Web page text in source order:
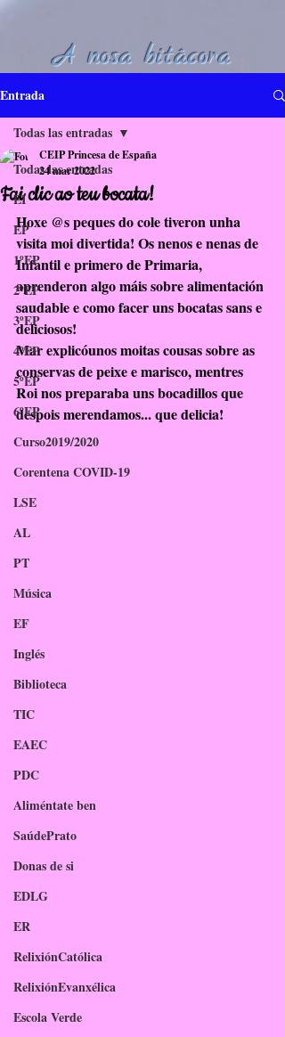
A nosa bitácora
Entrada
Todas las entradas
EI
EP
1ºEP
2ºEP
3ºEP
4ºEP
5ºEP
6ºEP
Curso2019/2020
Corentena COVID-19
LSE
AL
PT
Música
EF
Inglés
Biblioteca
TIC
EAEC
PDC
Aliméntate ben
SaúdePrato
Donas de si
EDLG
ER
RelixiónCatólica
RelixiónEvanxélica
Escola Verde
Todas las entradas
Fai clic ao teu bocata!
CEIP Princesa de España
24 mar 2022
Hoxe @s peques do cole tiveron unha
visita moi divertida! Os nenos e nenas de
Infantil e primero de Primaria,
aprenderon algo máis sobre alimentación
saudable e como facer uns bocatas sans e
deliciosos!
Mar explicóunos moitas cousas sobre as
conservas de peixe e marisco, mentres
Roi nos preparaba uns bocadillos que
despois merendamos... que delicia!